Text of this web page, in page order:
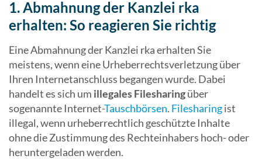
1. Abmahnung der Kanzlei rka
erhalten: So reagieren Sie richtig
Eine Abmahnung der Kanzlei rka erhalten Sie
meistens, wenn eine Urheberrechtsverletzung über
Ihren Internetanschluss begangen wurde. Dabei
handelt es sich um illegales Filesharingüber
sogenannte Internet-Tauschbörsen. Filesharingist
illegal, wenn urheberrechtlich geschützte Inhalte
ohne die Zustimmung des Rechteinhabers hoch- oder
heruntergeladen werden.